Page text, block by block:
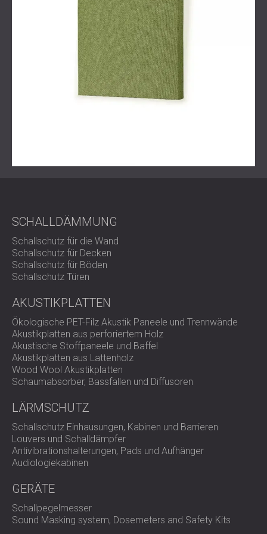
Arbeitsumfang
Vor-Ort-Evaluierungdes Telefonzellen-Designs
Akustische Studie zur Beurteilung des Zustands und
Berechnung des Behandlungsbedarfs
Zusammenarbeit mit einem Architekten zur
DECIBEL führte eine akustische Studie der Telefonzellen
durch, um die Schallreflexions- und -
absorptionseigenschaften des Raumes zu verstehen.
Basierend auf diesen Ergebnissen schlugen wir den
Einsatz textiler Akustikplatten vor, die sorgfältig auf den
reduzieren und den Schall zu kontrollieren.
Design, Farben und Anordnung der Paneele wurden in
enger Abstimmung mit dem Projektarchitekten
ausgewählt. Vor der Installation wurden finale
Visualisierungen erstellt und vom Kunden freigegeben. Die
Paneele wurden in den Markenfarben von Adecco
gefertigt und mit minimaler Störung des Büroablaufs
Ergebnis
erfolgreich und verbesserten die Klangqualität in den
bequem für Telefongespräche und Besprechungen nutzen,
ohne dass es zu Echos oder Sprachverzerrungen kommt.
SCHALLDÄMMUNG
Schallschutz für die Wand
Schallschutz für Decken
Schallschutz für Böden
Schallschutz Türen
AKUSTIKPLATTEN
Ökologische PET-Filz Akustik Paneele und Trennwände
Akustikplatten aus perforiertem Holz
Akustische Stoffpaneele und Baffel
Akustikplatten aus Lattenholz
Wood Wool Akustikplatten
Schaumabsorber, Bassfallen und Diffusoren
LÄRMSCHUTZ
Schallschutz Einhausungen, Kabinen und Barrieren
Louvers und Schalldämpfer
Antivibrationshalterungen, Pads und Aufhänger
Audiologiekabinen
GERÄTE
Schallpegelmesser
Sound Masking system, Dosemeters and Safety Kits